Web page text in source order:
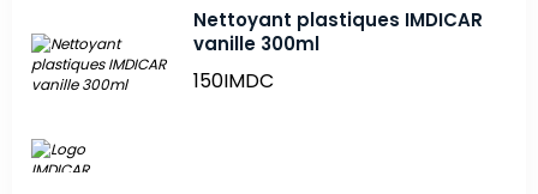
Nettoyant plastiques IMDICAR
vanille 300ml
150IMDC